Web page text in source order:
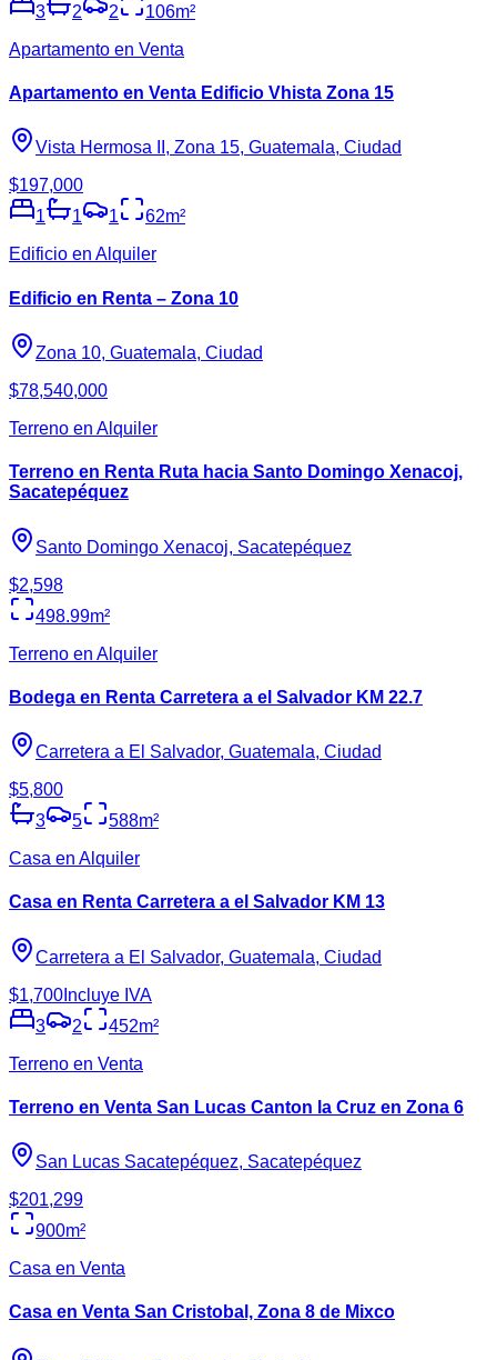
3
2 2 106m²
Apartamento en Venta
Apartamento en Venta Edificio Vhista Zona 15
Vista Hermosa II, Zona 15, Guatemala, Ciudad
$197,000
1
1 1 62m²
Edificio en Alquiler
Edificio en Renta – Zona 10
Zona 10, Guatemala, Ciudad
$78,540,000
Terreno en Alquiler
Terreno en Renta Ruta hacia Santo Domingo Xenacoj,
Sacatepéquez
Santo Domingo Xenacoj, Sacatepéquez
$2,598
498.99m²
Terreno en Alquiler
Bodega en Renta Carretera a el Salvador KM 22.7
Carretera a El Salvador, Guatemala, Ciudad
$5,800
3
5 588m²
Casa en Alquiler
Casa en Renta Carretera a el Salvador KM 13
Carretera a El Salvador, Guatemala, Ciudad
$1,700 Incluye IVA
3
2 452m²
Terreno en Venta
Terreno en Venta San Lucas Canton la Cruz en Zona 6
San Lucas Sacatepéquez, Sacatepéquez
$201,299
900m²
Casa en Venta
Casa en Venta San Cristobal, Zona 8 de Mixco